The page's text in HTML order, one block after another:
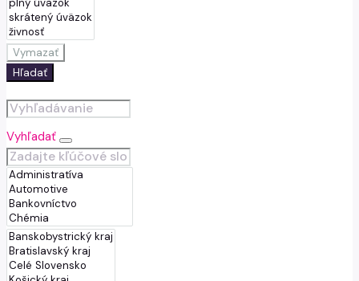
Vymazať
Hľadať
Vyhľadať